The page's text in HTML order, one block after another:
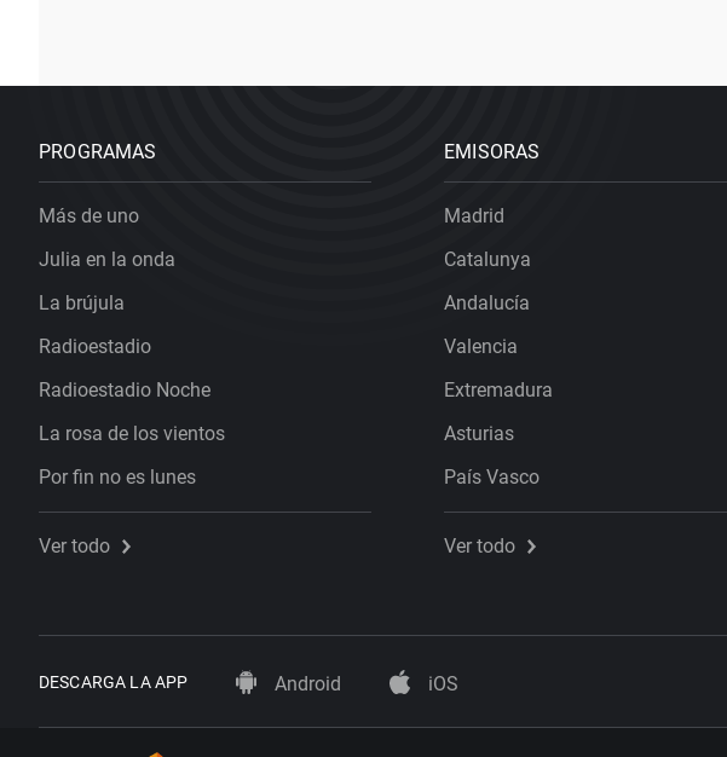
PROGRAMAS
Más de uno
Julia en la onda
La brújula
Radioestadio
Radioestadio Noche
La rosa de los vientos
Por fin no es lunes
Ver todo
EMISORAS
Madrid
Catalunya
Andalucía
Valencia
Extremadura
Asturias
País Vasco
Ver todo
DESCARGA LA APP Android iOS